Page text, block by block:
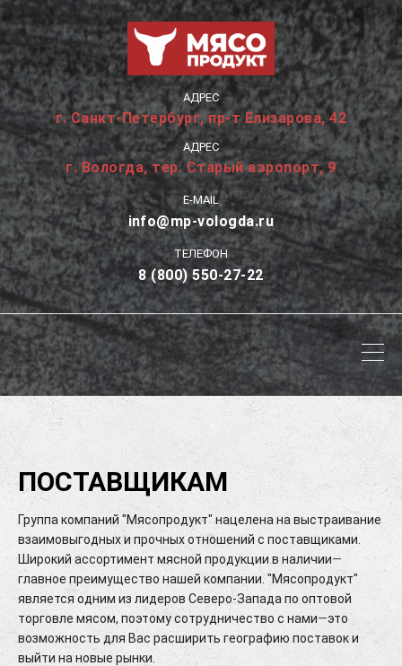
АДРЕС
г. Санкт-Петербург, пр-т Елизарова, 42
АДРЕС
г. Вологда, тер. Старый аэропорт, 9
E-MAIL
info@mp-vologda.ru
ТЕЛЕФОН
8 (800) 550-27-22
ПОСТАВЩИКАМ
Группа компаний "Мясопродукт" нацелена на выстраивание
взаимовыгодных и прочных отношений с поставщиками.
Широкий ассортимент мясной продукции в наличии—
главное преимущество нашей компании. "Мясопродукт"
является одним из лидеров Северо-Запада по оптовой
торговле мясом, поэтому сотрудничество с нами—это
возможность для Вас расширить географию поставок и
выйти на новые рынки.